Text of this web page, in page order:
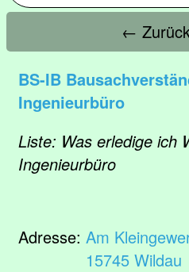
←
BS-IB
Ingenieurbüro
Liste: Was erledige ich
Ingenieurbüro
Adresse: Am
15745 Wildau